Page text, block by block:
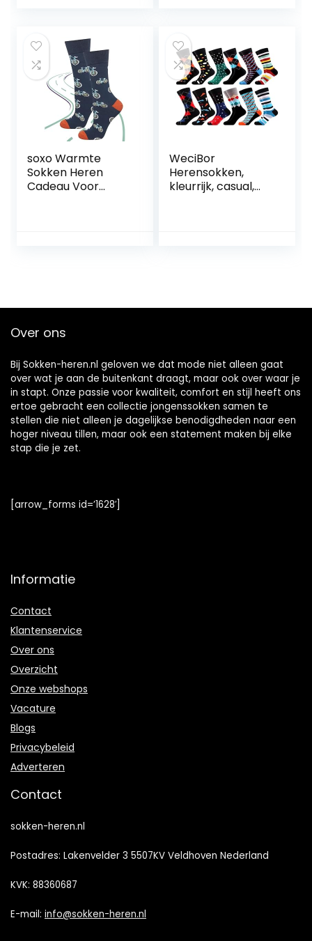
Kantoorsokken,
Coole Gekke
Sokken Voor
Halverwege de
Kuit Uniek en
Opvallend
soxo Warmte
Sokken Heren
Cadeau Voor
WeciBor
Herensokken,
kleurrijk, casual,
Over ons
Bij Sokken-heren.nl geloven we dat mode niet alleen gaat
over wat je aan de buitenkant draagt, maar ook over waar je
in stapt. Onze passie voor kwaliteit, comfort en stijl heeft ons
ertoe gebracht een collectie jongenssokken samen te
stellen die niet alleen je dagelijkse benodigdheden naar een
hoger niveau tillen, maar ook een statement maken bij elke
stap die je zet.
[arrow_forms id=’1628′]
Informatie
Contact
Klantenservice
Over ons
Overzicht
Onze webshops
Vacature
Blogs
Privacybeleid
Adverteren
Contact
sokken-heren.nl
Postadres: Lakenvelder 3 5507KV Veldhoven Nederland
KVK: 88360687
E-mail: info@sokken-heren.nl